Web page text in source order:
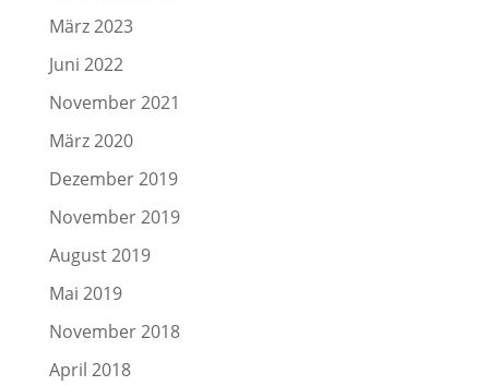
März 2023
Juni 2022
November 2021
März 2020
Dezember 2019
November 2019
August 2019
Mai 2019
November 2018
April 2018